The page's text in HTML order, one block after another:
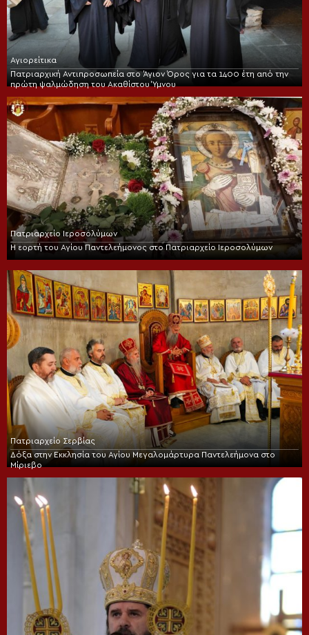
Αγιορείτικα
Πατριαρχική Αντιπροσωπεία στο Άγιον Όρος για τα 1400 έτη από την
πρώτη ψαλμώδηση του Ακαθίστου Ύμνου
Πατριαρχείο Ιεροσολύμων
Η εορτή του Αγίου Παντελεήμονος στο Πατριαρχείο Ιεροσολύμων
Πατριαρχείο Σερβίας
Δόξα στην Εκκλησία του Αγίου Μεγαλομάρτυρα Παντελεήμονα στο
Μίριεβο